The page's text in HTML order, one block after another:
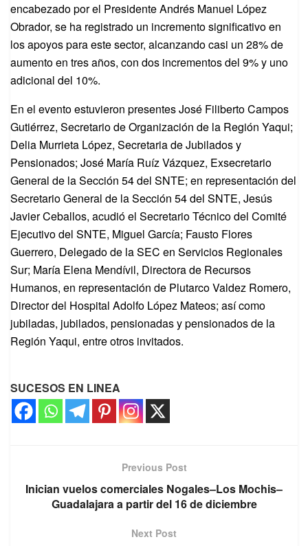
encabezado por el Presidente Andrés Manuel López
Obrador, se ha registrado un incremento significativo en
los apoyos para este sector, alcanzando casi un 28% de
aumento en tres años, con dos incrementos del 9% y uno
adicional del 10%.
En el evento estuvieron presentes José Filiberto Campos
Gutiérrez, Secretario de Organización de la Región Yaqui;
Delia Murrieta López, Secretaria de Jubilados y
Pensionados; José María Ruíz Vázquez, Exsecretario
General de la Sección 54 del SNTE; en representación del
Secretario General de la Sección 54 del SNTE, Jesús
Javier Ceballos, acudió el Secretario Técnico del Comité
Ejecutivo del SNTE, Miguel García; Fausto Flores
Guerrero, Delegado de la SEC en Servicios Regionales
Sur; María Elena Mendívil, Directora de Recursos
Humanos, en representación de Plutarco Valdez Romero,
Director del Hospital Adolfo López Mateos; así como
jubiladas, jubilados, pensionadas y pensionados de la
Región Yaqui, entre otros invitados.
SUCESOS EN LINEA
Previous Post
Inician vuelos comerciales Nogales–Los Mochis–
Guadalajara a partir del 16 de diciembre
Next Post